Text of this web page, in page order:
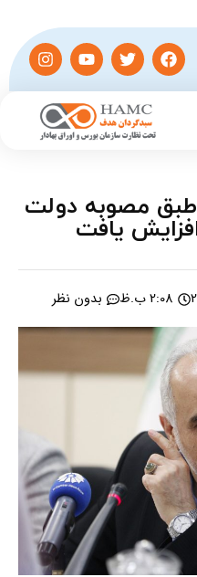
مصوبه دولت
2:08 ب.ظ بدون نظر